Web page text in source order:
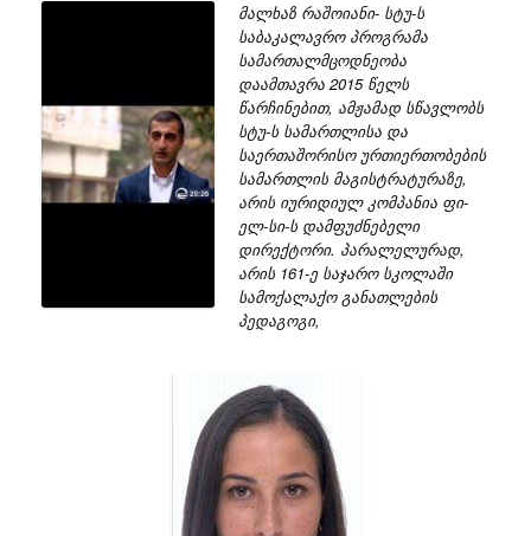
მალხაზ რაშოიანი- სტუ-ს
საბაკალავრო პროგრამა
სამართალმცოდნეობა
დაამთავრა 2015 წელს
წარჩინებით, ამჟამად სწავლობს
სტუ-ს სამართლისა და
საერთაშორისო ურთიერთობების
სამართლის მაგისტრატურაზე,
არის იურიდიულ კომპანია ფი-
ელ-სი-ს დამფუძნებელი
დირექტორი. პარალელურად,
არის 161-ე საჯარო სკოლაში
სამოქალაქო განათლების
პედაგოგი,